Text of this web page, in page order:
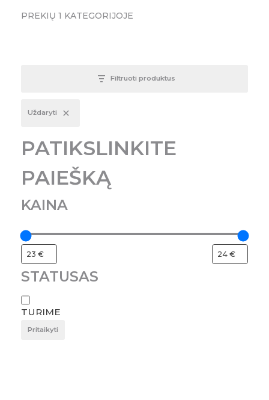
PREKIŲ 1 KATEGORIJOJE
Filtruoti produktus
Uždaryti
PATIKSLINKITE
PAIEŠKĄ
KAINA
STATUSAS
TURIME
Pritaikyti